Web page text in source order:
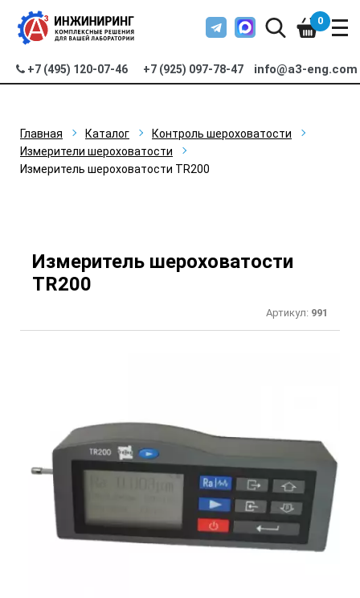
+7 (495) 120-07-46 +7 (925) 097-78-47 info@a3-eng.com
0
Главная Каталог
Контроль шероховатости
Измерители шероховатости
Измеритель шероховатости TR200
Измеритель шероховатости
TR200
Артикул: 991